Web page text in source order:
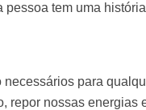
tem uma
para
repor nossas energias